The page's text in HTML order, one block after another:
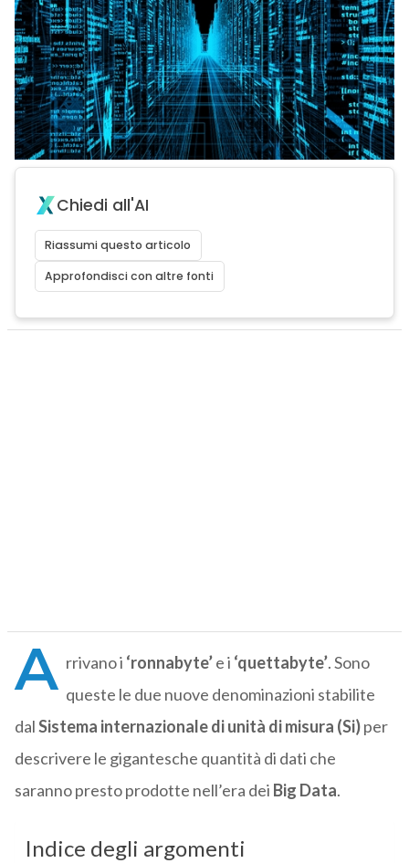
Chiedi all'AI
Riassumi questo articolo
Approfondisci con altre fonti
A rrivano i ‘ronnabyte’e i ‘quettabyte’. Sono
queste le due nuove denominazioni stabilite
dalSistema internazionale di unità di misura (Si)per
descrivere le gigantesche quantità di dati che
saranno presto prodotte nell’era dei Big Data.
Indice degli argomenti